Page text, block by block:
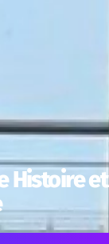
Histoire et